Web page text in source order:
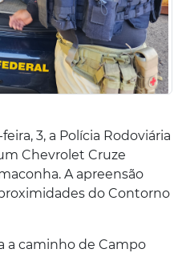
3, a Polícia Rodoviária
Chevrolet Cruze
A apreensão
do Contorno
a caminho de Campo